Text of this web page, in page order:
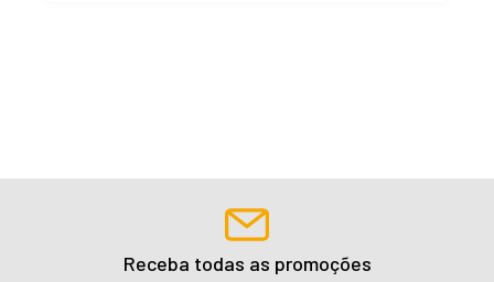
Receba todas as promoções